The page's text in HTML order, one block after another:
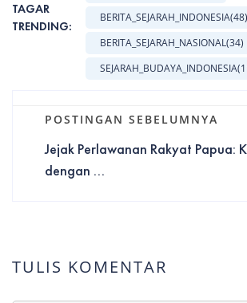
TAGAR
TRENDING:
BERITA_SEJARAH_INDONESIA(48)
BERITA_SEJARAH_NASIONAL(34)
SEJARAH_BUDAYA_INDONESIA
POSTINGAN SEBELUMNYA
Jejak Perlawanan Rakyat Papua:
dengan ...
TULIS KOMENTAR